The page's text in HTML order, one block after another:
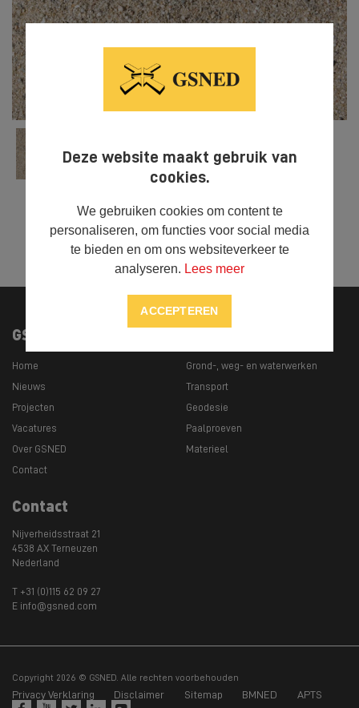
Deze website maakt gebruik van
cookies.
We gebruiken cookies om content te
personaliseren, om functies voor social media
te bieden en om ons websiteverkeer te
analyseren. Lees meer
ACCEPTEREN
DELEN  
GSNED
Home
Nieuws
Projecten
Vacatures
Over GSNED
Contact
Onze specialisaties
Grond-, weg- en waterwerken
Transport
Geodesie
Paalproeven
Materieel
Contact
Nijverheidsstraat 21
4538 AX Terneuzen
Nederland
T +31 (0)115 62 09 27
E info@gsned.com
Copyright 2026 © GSNED. Alle rechten voorbehouden
Privacy Verklaring Disclaimer Sitemap BMNED APTS